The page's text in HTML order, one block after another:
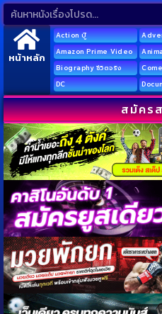
หน้าหลัก
Action บู๊
Amazon Prime Video
Biography ชีวิตจริง
DC
สมัคร